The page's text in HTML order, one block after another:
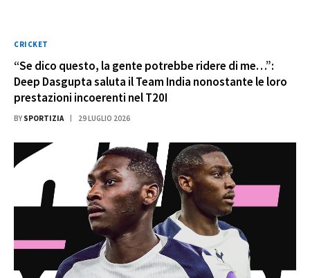
CRICKET
“Se dico questo, la gente potrebbe ridere di me…”:
Deep Dasgupta saluta il Team India nonostante le loro
prestazioni incoerenti nel T20I
BY SPORTIZIA 29 LUGLIO 2026